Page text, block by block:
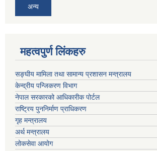
अन्य
महत्वपुर्ण लिंकहरु
सङ्घीय मामिला तथा सामान्य प्रशासन मन्त्रालय
केन्द्रीय पन्जिकरण विभाग
नेपाल सरकारको आधिकारीक पोर्टल
राष्ट्रिय पुननिर्माण प्राधिकरण
गृह मन्त्रालय
अर्थ मन्त्रालय
लोकसेवा आयोग